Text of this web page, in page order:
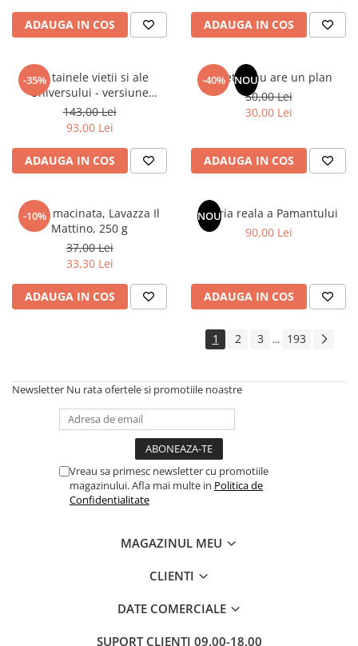
Instrumente de scris
Seturi birotica
Articole scolare
Caiete si Carnetele scolare
Coperti, Mape, Etichete
Ghiozdane si Penare scolare
Instrumente si Truse Geometrie
Seturi scolare
Calculator
Consumabile & Accesorii
Cadouri
Literatura Romana
Literatura Universala
Carte Prescolara, Joc
Carti cartonate
ADAUGA IN COS ADAUGA IN COS
-35%
Din tainele vietii si ale
Universului - versiune
originala din 1939. Volumele I-
III.
143,00 Lei
93,00 Lei
ADAUGA IN COS
-40% NOU
Sufletul tau are un plan
50,00 Lei
30,00 Lei
ADAUGA IN COS
-10%
Cafea macinata, Lavazza Il
Mattino, 250 g
37,00 Lei
33,30 Lei
ADAUGA IN COS
NOU
Istoria reala a Pamantului
90,00 Lei
ADAUGA IN COS
1 2 3 ... 193
Newsletter Nu rata ofertele si promotiile noastre
Vreau sa primesc newsletter cu promotiile
magazinului. Afla mai multe in Politica de
Confidentialitate
MAGAZINUL MEU
CLIENTI
DATE COMERCIALE
SUPORT CLIENTI 09.00-18.00